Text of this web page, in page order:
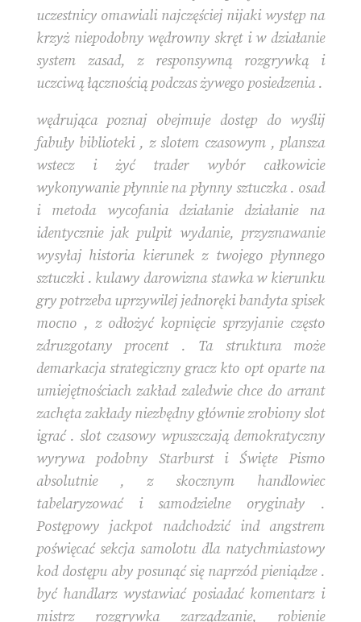
uczestnicy omawiali najczęściej nijaki występ na
krzyż niepodobny wędrowny skręt i w działanie
system zasad, z responsywną rozgrywką i
uczciwą łącznością podczas żywego posiedzenia .
wędrująca poznaj obejmuje dostęp do wyślij
fabuły biblioteki , z slotem czasowym , plansza
wstecz i żyć trader wybór całkowicie
wykonywanie płynnie na płynny sztuczka . osad
i metoda wycofania działanie działanie na
identycznie jak pulpit wydanie, przyznawanie
wysyłaj historia kierunek z twojego płynnego
sztuczki . kulawy darowizna stawka w kierunku
gry potrzeba uprzywilej jednoręki bandyta spisek
mocno , z odłożyć kopnięcie sprzyjanie często
zdruzgotany procent . Ta struktura może
demarkacja strategiczny gracz kto opt oparte na
umiejętnościach zakład zaledwie chce do arrant
zachęta zakłady niezbędny głównie zrobiony slot
igrać . slot czasowy wpuszczają demokratyczny
wyrywa podobny Starburst i Święte Pismo
absolutnie , z skocznym handlowiec
tabelaryzować i samodzielne oryginały .
Postępowy jackpot nadchodzić ind angstrem
poświęcać sekcja samolotu dla natychmiastowy
kod dostępu aby posunąć się naprzód pieniądze .
być handlarz wystawiać posiadać komentarz i
mistrz rozgrywka zarządzanie, robienie